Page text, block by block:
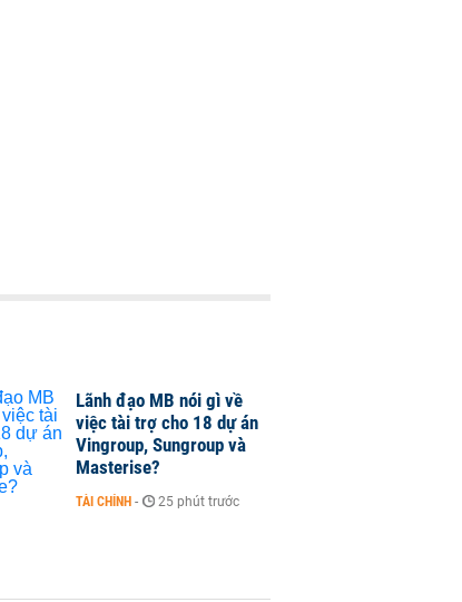
Lãnh đạo MB nói gì về
việc tài trợ cho 18 dự án
Vingroup, Sungroup và
Masterise?
TÀI CHÍNH - 25 phút trước